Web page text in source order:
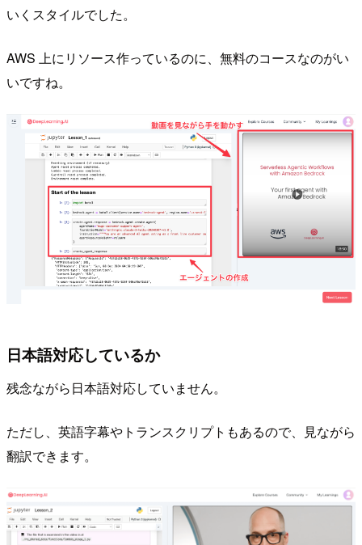
いくスタイルでした。
AWS 上にリソース作っているのに、無料のコースなのがい
いですね。
日本語対応しているか
残念ながら日本語対応していません。
ただし、英語字幕やトランスクリプトもあるので、見ながら
翻訳できます。